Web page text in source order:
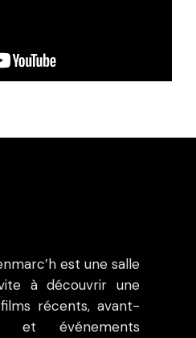
est une salle
à découvrir une
récents, avant-
et événements